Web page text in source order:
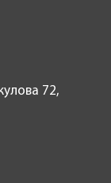
72,